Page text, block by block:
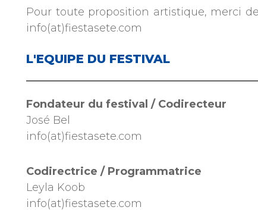
Pour toute proposition artistique, merci
info(at)fiestasete.com
L'EQUIPE DU FESTIVAL
Fondateur du festival / Codirecteur
José Bel
info(at)fiestasete.com
Codirectrice / Programmatrice
Leyla Koob
info(at)fiestasete.com